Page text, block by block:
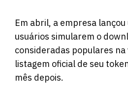
Em abril, a empresa
usuários simularem o
consideradas populares na
listagem oficial de seu
mês depois.